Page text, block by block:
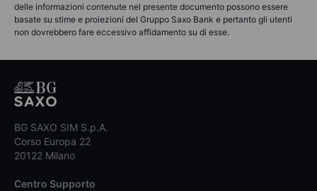
delle informazioni contenute nel presente documento possono essere
basate su stime e proiezioni del Gruppo Saxo Bank e pertanto gli utenti
non dovrebbero fare eccessivo affidamento su di esse.
BG SAXO SIM S.p.A.
Corso Europa 22
20122 Milano
Centro Supporto